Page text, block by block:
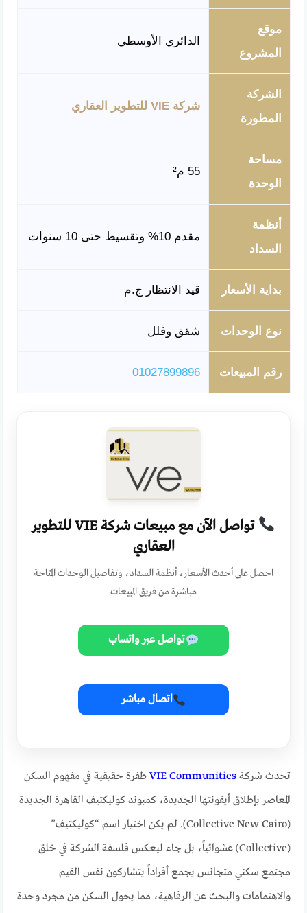
موقع
المشروع
الدائري الأوسطي
الشركة
المطورة
شركة VIE للتطوير العقاري
مساحة
الوحدة
55 م²
أنظمة
السداد
مقدم 10% وتقسيط حتى 10 سنوات
بداية الأسعار قيد الانتظار ج.م
نوع الوحدات شقق وفلل
رقم المبيعات 01027899896
تواصل الآن مع مبيعات شركة VIE للتطوير
العقاري
احصل على أحدث الأسعار، أنظمة السداد، وتفاصيل الوحدات المتاحة
مباشرة من فريق المبيعات
تواصل عبر واتساب
اتصال مباشر
تحدث شركةVIE Communities طفرة حقيقية في مفهوم السكن
المعاصر بإطلاق أيقونتها الجديدة، كمبوند كوليكتيف القاهرة الجديدة
(Collective New Cairo). لم يكن اختيار اسم “كوليكتيف”
(Collective) عشوائياً، بل جاء ليعكس فلسفة الشركة في خلق
مجتمع سكني متجانس يجمع أفراداً يتشاركون نفس القيم
والاهتمامات والبحث عن الرفاهية، مما يحول السكن من مجرد وحدة